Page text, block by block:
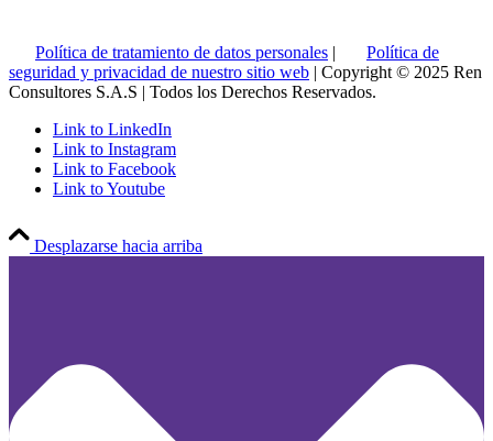
Política de tratamiento de datos personales |
Política de
seguridad y privacidad de nuestro sitio web | Copyright © 2025 Ren
Consultores S.A.S | Todos los Derechos Reservados.
Link to LinkedIn
Link to Instagram
Link to Facebook
Link to Youtube
Desplazarse hacia arriba